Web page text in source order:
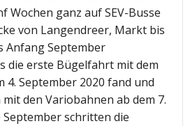
Wochen ganz auf SEV-Busse
von Langendreer, Markt bis
Anfang September
die erste Bügelfahrt mit dem
4. September 2020 fand und
den Variobahnen ab dem 7.
September schritten die